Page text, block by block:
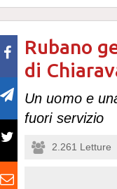
Domenica
24° / 32°
Rubano
di
Un uomo e
fuori servizio
2.261 Letture